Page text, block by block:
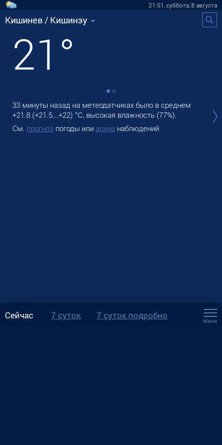
21:51, суббота, 8 августа
Кишинев / Кишинэу
21 °
33 минуты назад на метеодатчиках было в среднем
+21.8 (+21.5...+22) °C, высокая влажность (77%).
См. прогноз погоды или архив наблюдений
Сейчас 7 суток 7 суток подробно
Меню